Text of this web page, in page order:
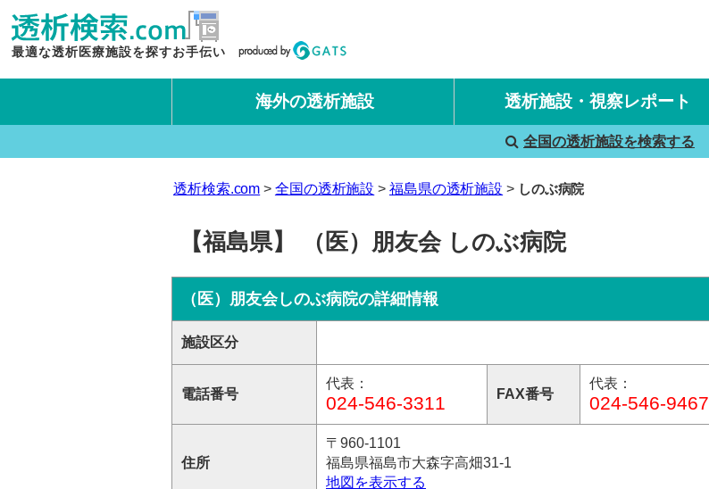
最適な透析医療施設を探すお手伝い
海外の透析施設 透析施設・視察レポート
国内旅行透析レポート
海外旅行透析レポート
全国の透析施設を検索する
透析検索.com 全国の透析施設 福島県の透析施設 しのぶ病院
【福島県】 （医）朋友会 しのぶ病院
（医）朋友会しのぶ病院の詳細情報
施設区分
電話番号
代表：
024-546-3311 FAX番号
代表：
024-546-9467
住所
〒960-1101
福島県福島市大森字高畑31-1
地図を表示する